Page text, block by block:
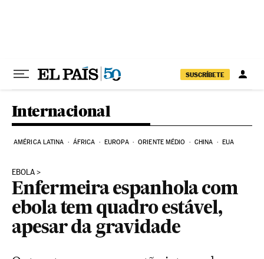
SUSCRÍBETE
Internacional
AMÉRICA LATINA ÁFRICA EUROPA ORIENTE MÉDIO CHINA EUA
EBOLA
Enfermeira espanhola com
ebola tem quadro estável,
apesar da gravidade